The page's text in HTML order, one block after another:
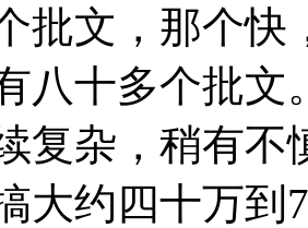
批文，那个
八十多个批文
复杂，稍有不
大约四十万到